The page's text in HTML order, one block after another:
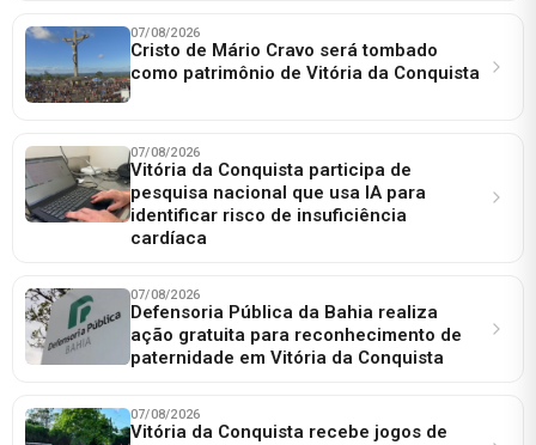
07/08/2026
Cristo de Mário Cravo será tombado
como patrimônio de Vitória da Conquista
07/08/2026
Vitória da Conquista participa de
pesquisa nacional que usa IA para
identificar risco de insuficiência
cardíaca
07/08/2026
Defensoria Pública da Bahia realiza
ação gratuita para reconhecimento de
paternidade em Vitória da Conquista
07/08/2026
Vitória da Conquista recebe jogos de